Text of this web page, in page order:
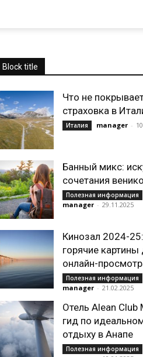
Block title
Что не
страховка в
Италия manager -
Банный микс:
сочетания
Полезная информация
manager - 29.11.2025
Кинозал 2024-
горячие картины
онлайн-
Полезная информация
manager - 21.02.2025
Отель Alean Club
гид по
отдыху в Анапе
Полезная информация